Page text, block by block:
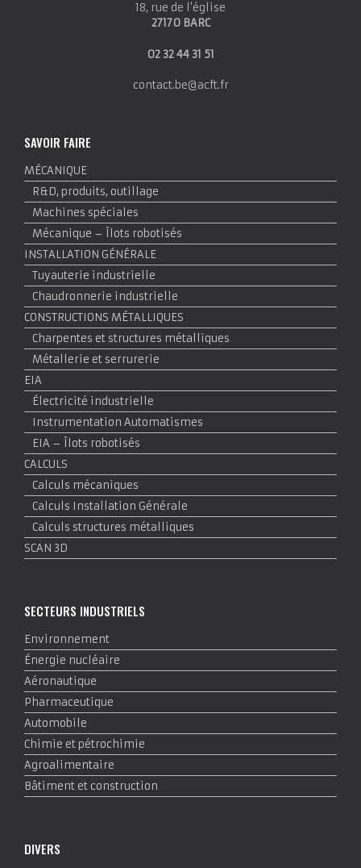
18, rue de l'église
27170 BARC
02 32 44 31 51
contact.be@acft.fr
SAVOIR FAIRE
MÉCANIQUE
R&D, produits, outillage
Machines spéciales
Mécanique – Îlots robotisés
INSTALLATION GÉNÉRALE
Tuyauterie industrielle
Chaudronnerie industrielle
CONSTRUCTIONS MÉTALLIQUES
Charpentes et structures métalliques
Métallerie et serrurerie
EIA
Électricité industrielle
Instrumentation Automatismes
EIA – Îlots robotisés
CALCULS
Calculs mécaniques
Calculs Installation Générale
Calculs structures métalliques
SCAN 3D
SECTEURS INDUSTRIELS
Environnement
Énergie nucléaire
Aéronautique
Pharmaceutique
Automobile
Chimie et pétrochimie
Agroalimentaire
Bâtiment et construction
DIVERS